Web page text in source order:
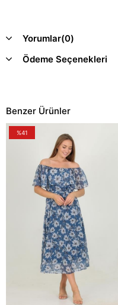
Yorumlar(0)
Ödeme Seçenekleri
Benzer Ürünler
%41